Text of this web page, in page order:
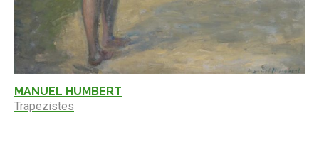
MANUEL HUMBERT
Trapezistes